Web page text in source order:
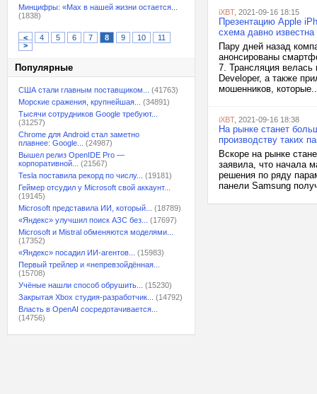
Минцифры: «Max в нашей жизни остается...
(1838)
< 4 5 6 7 8 9 10
11
>
Популярные
США стали главным поставщиком...
(41763)
Морские сражения, крупнейшая...
(34891)
Тысячи сотрудников Google требуют...
(31257)
Chrome для Android стал заметно
плавнее: Google...
(24987)
Вышел релиз OpenIDE Pro —
корпоративной...
(21567)
Tesla поставила рекорд по числу...
(19181)
Геймер отсудил у Microsoft свой аккаунт...
(19145)
Microsoft представила ИИ, который...
(18789)
«Яндекс» улучшил поиск АЗС без...
(17697)
Microsoft и Mistral обменяются моделями...
(17352)
«Яндекс» посадил ИИ-агентов...
(15983)
Первый трейлер и «непревзойдённая...
(15708)
Учёные нашли способ обрушить...
(15230)
Закрытая Xbox студия-разработчик...
(14792)
Власть в OpenAI сосредотачивается...
(14756)
iXBT, 2021-09-16 18:15
Презентацию Apple
схема давно известна
Пару дней назад
анонсированы
7. Трансляция
Developer, а также
мошенников,
iXBT, 2021-09-16 18:38
На рынке станет
производству таких
Вскоре на рынке
заявила, что начала
решения по ряду
панели Samsung